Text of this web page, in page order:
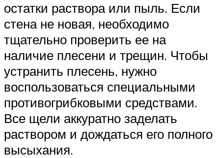
остатки раствора или пыль. Если
стена не новая, необходимо
тщательно проверить ее на
наличие плесени и трещин. Чтобы
устранить плесень, нужно
воспользоваться специальными
противогрибковыми средствами.
Все щели аккуратно заделать
раствором и дождаться его полного
высыхания.